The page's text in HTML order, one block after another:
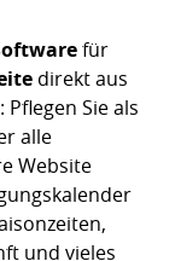
für
direkt aus
Sie als
alle
Website
und vieles